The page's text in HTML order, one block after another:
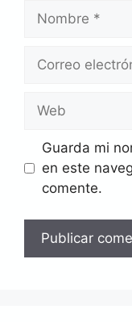
Nombre
Correo
Web
Guarda mi
en este
comente.